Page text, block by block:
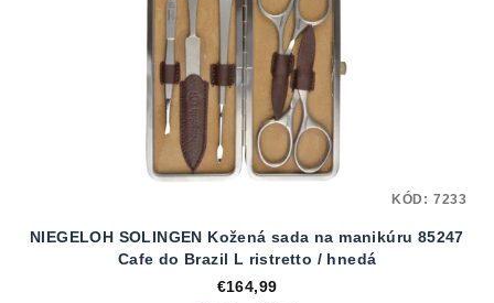
NIEGELOH SOLINGEN Kožená sada na manikúru 85247
Cafe do Brazil L ristretto / hnedá
€164,99
KÓD: 7233